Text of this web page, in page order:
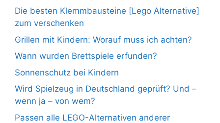
Die besten Klemmbausteine [Lego Alternative]
zum verschenken
Grillen mit Kindern: Worauf muss ich achten?
Wann wurden Brettspiele erfunden?
Sonnenschutz bei Kindern
Wird Spielzeug in Deutschland geprüft? Und –
wenn ja – von wem?
Passen alle LEGO-Alternativen anderer